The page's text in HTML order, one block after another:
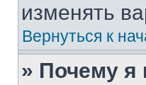
изменять
Вернуться к
» Почему я